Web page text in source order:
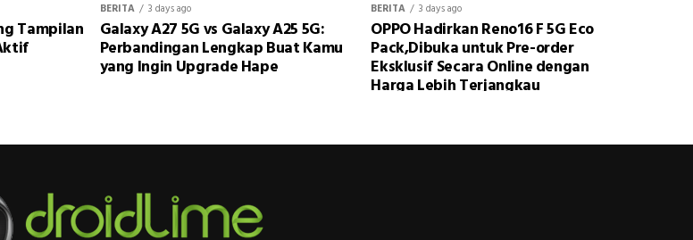
Tampilan
BERITA 3 days ago
Galaxy A27 5G vs Galaxy A25 5G:
Perbandingan Lengkap Buat Kamu
yang Ingin Upgrade Hape
BERITA 3 days ago
OPPO Hadirkan Reno16 F 5G Eco
Pack,Dibuka untuk Pre-order
Eksklusif Secara Online dengan
Harga Lebih Terjangkau